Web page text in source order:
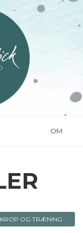
OM
KROP OG TRÆNING